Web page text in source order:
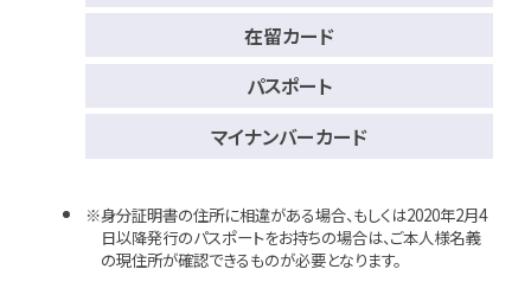
在留カード
パスポート
マイナンバーカード
身分証明書の住所に相違がある場合、もしくは2020年2月4
日以降発行のパスポートをお持ちの場合は、ご本人様名義
の現住所が確認できるものが必要となります。